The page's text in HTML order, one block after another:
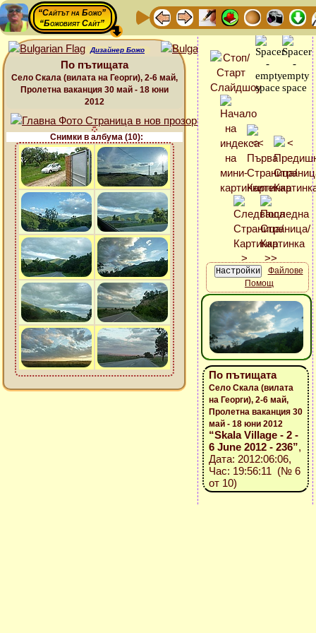
“Сайтът на Божо”
“Божовият Сайт”
Дизайнер Божо
По пътищата
Село Скала (вилата на Георги), 2-6 май,
Пролетна ваканция 30 май - 18 юни
2012
Снимки в албума (10):
Файлове
Помощ
По пътищата
Село Скала (вилата
на Георги), 2-6 май,
Пролетна ваканция 30
май - 18 юни 2012
“Skala Village - 2 -
6 June 2012 - 236”,
Дата: 2012:06:06,
Час: 19:56:11 (№ 6
от 10)